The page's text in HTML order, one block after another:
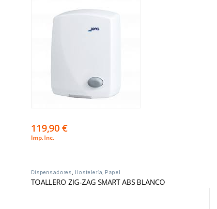
119,90€
Imp. Inc.
Dispensadores Hostelería Papel
TOALLERO ZIG-ZAG SMART ABS BLANCO